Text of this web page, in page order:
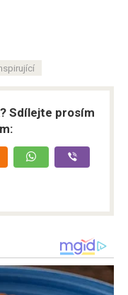
Sdílejte prosím